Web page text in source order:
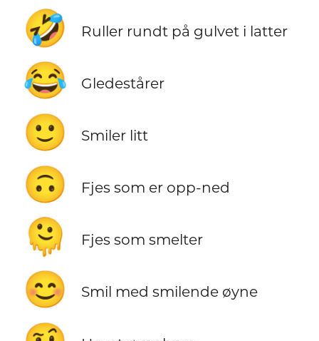
🤣 Ruller rundt på gulvet i latter
😂 Gledestårer
🙂 Smiler litt
🙃 Fjes som er opp-ned
🫠 Fjes som smelter
😊 Smil med smilende øyne